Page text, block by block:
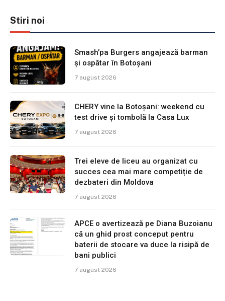
Stiri noi
Smash’pa Burgers angajează barman
și ospătar în Botoșani
7 august 2026
CHERY vine la Botoșani: weekend cu
test drive și tombolă la Casa Lux
7 august 2026
Trei eleve de liceu au organizat cu
succes cea mai mare competiție de
dezbateri din Moldova
7 august 2026
APCE o avertizează pe Diana Buzoianu
că un ghid prost conceput pentru
baterii de stocare va duce la risipă de
bani publici
7 august 2026